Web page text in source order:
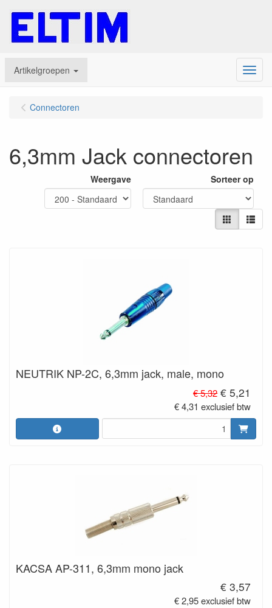
Artikelgroepen Menu
Connectoren
6,3mm Jack connectoren
Weergave Sorteer op
NEUTRIK NP-2C, 6,3mm jack, male, mono
€ 5,32 € 5,21
€ 4,31 exclusief btw
KACSA AP-311, 6,3mm mono jack
€ 3,57
€ 2,95 exclusief btw